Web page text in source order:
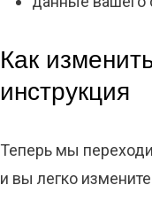
Как
инструкция
Теперь мы
и вы легко